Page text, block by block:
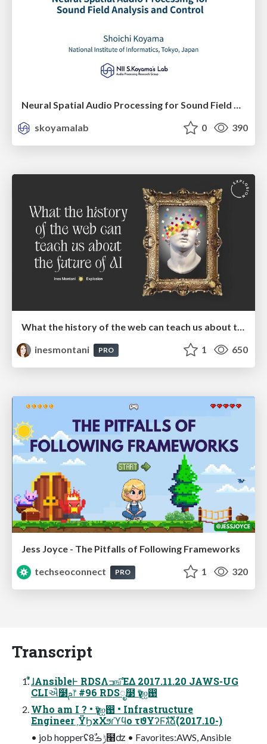
skoyamalab
0 390
What the history of the web can teach us about the future of AI
inesmontani
PRO 1 650
Jess Joyce - The Pitfalls of Following Frameworks
techseoconnect
PRO 1 320
Transcript
͋͑ͯɺAnsibleͰ RDSΛߏஙͯ͠ΈΔ 2017.11.20 JAWS-UG
CLIઐ໳ࢧ෦ #96 RDSೖ໳ ү෦ஐ඙
Who am I ? • ү෦ஐ඙ • Infrastructure
EngineerˏΫϦχΧϧɾϓϥο τϑΥʔϜגࣜձࣾ(2017.10-)
• job hopperʢݱࡏ8ࣾ໨ʣ • Favorites:AWS, Ansible